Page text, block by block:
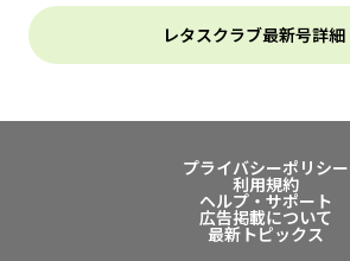
レタスクラブ最新号詳細
プライバシーポリシー
利用規約
ヘルプ・サポート
広告掲載について
最新トピックス